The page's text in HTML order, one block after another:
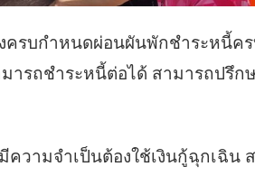
ครบกำหนดผ่อนผันพักชำระหนี้คร
ารถชำระหนี้ต่อได้ สามารถปรึก
วามจำเป็นต้องใช้เงินกู้ฉุกเฉิน